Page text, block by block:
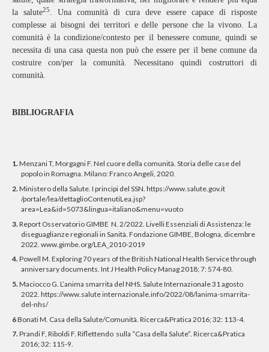
la salute25
. Una comunità di cura deve essere capace di risposte
complesse ai bisogni dei territori e delle persone che la vivono. La
comunità è la condizione/contesto per il benessere comune, quindi se
necessita di una casa questa non può che essere per il bene comune da
costruire con/per la comunità. Necessitano quindi costruttori di
comunità.
BIBLIOGRAFIA
1. Menzani T, Morgagni F. Nel cuore della comunità. Storia delle case del
popolo in Romagna. Milano: Franco Angeli, 2020.
2. Ministero della Salute. I principi del SSN. https://www.salute.gov.it
/portale/lea/dettaglioContenutiLea.jsp?
area=Lea&id=5073&lingua=italiano&menu=vuoto
3. Report Osservatorio GIMBE N. 2/2022. Livelli Essenziali di Assistenza: le
diseguaglianze regionali in Sanità. Fondazione GIMBE, Bologna, dicembre
2022. www.gimbe.org/LEA_2010-2019
4. Powell M. Exploring 70 years of the British National Health Service through
anniversary documents. Int J Health Policy Manag 2018; 7: 574-80.
5. Maciocco G. L’anima smarrita del NHS. Salute Internazionale 31 agosto
2022. https://www.salute internazionale.info/2022/08/lanima-smarrita-
del-nhs/
6Bonati M. Casa della Salute/Comunità. Ricerca&Pratica 2016; 32: 113-4.
7. Prandi F, Riboldi F. Riflettendo sulla “Casa della Salute”. Ricerca&Pratica
2016; 32: 115-9.